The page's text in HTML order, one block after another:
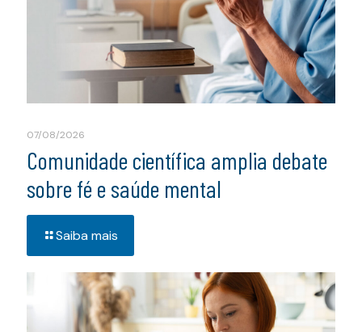
07/08/2026
Comunidade científica amplia debate
sobre fé e saúde mental
Saiba mais